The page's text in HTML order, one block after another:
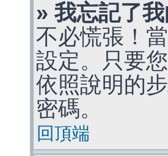
» 我忘記了我
不必慌張！
設定。只要
依照說明的
密碼。
回頂端